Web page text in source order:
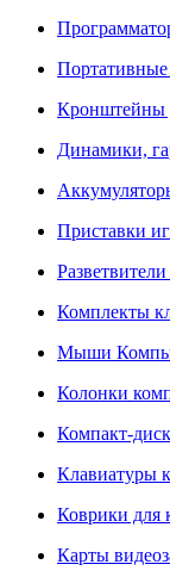
Кронштейны
Динамики,
Приставки
Комплекты
Мыши
Колонки
Компакт-
Клавиатуры
Коврики
Карты